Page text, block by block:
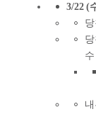
3/22 (